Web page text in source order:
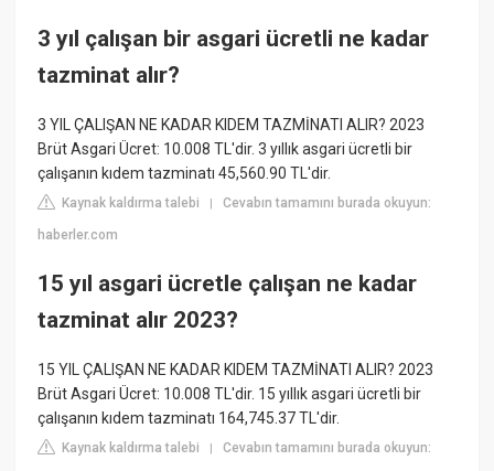
3 yıl çalışan bir asgari ücretli ne kadar
tazminat alır?
3 YIL ÇALIŞAN NE KADAR KIDEM TAZMİNATI ALIR? 2023
Brüt Asgari Ücret: 10.008 TL'dir. 3 yıllık asgari ücretli bir
çalışanın kıdem tazminatı 45,560.90 TL'dir.
Kaynak kaldırma talebi |Cevabın tamamını burada okuyun:
haberler.com
15 yıl asgari ücretle çalışan ne kadar
tazminat alır 2023?
15 YIL ÇALIŞAN NE KADAR KIDEM TAZMİNATI ALIR? 2023
Brüt Asgari Ücret: 10.008 TL'dir. 15 yıllık asgari ücretli bir
çalışanın kıdem tazminatı 164,745.37 TL'dir.
Kaynak kaldırma talebi |Cevabın tamamını burada okuyun: